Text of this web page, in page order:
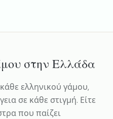
στην Ελλάδα
ελληνικού γάμου,
σε κάθε στιγμή. Είτε
που παίζει